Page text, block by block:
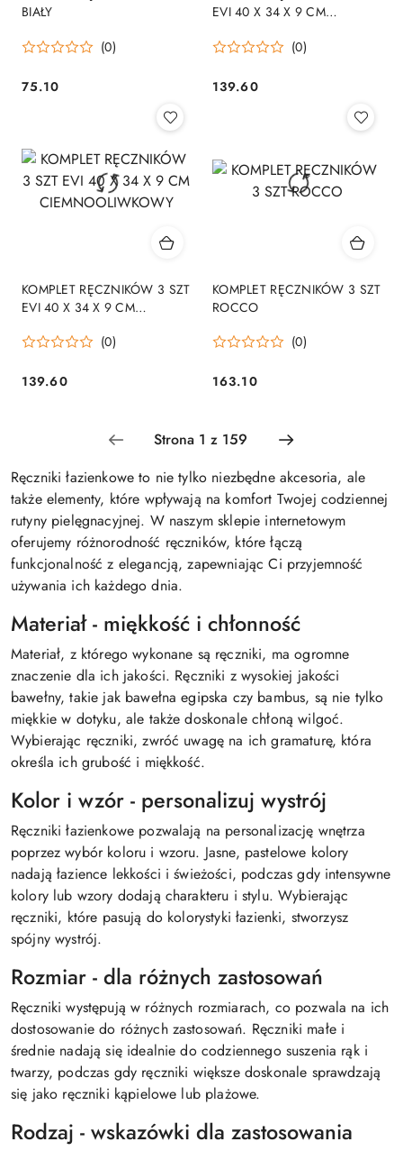
BIAŁY
(0)
Cena:
75.10
EVI 40 X 34 X 9 CM
(0)
Cena:
139.60
KOMPLET RĘCZNIKÓW 3 SZT
EVI 40 X 34 X 9 CM
(0)
Cena:
139.60
KOMPLET RĘCZNIKÓW 3 SZT
ROCCO
(0)
Cena:
163.10
Ręczniki łazienkowe to nie tylko niezbędne akcesoria, ale
także elementy, które wpływają na komfort Twojej codziennej
rutyny pielęgnacyjnej. W naszym sklepie internetowym
oferujemy różnorodność ręczników, które łączą
funkcjonalność z elegancją, zapewniając Ci przyjemność
używania ich każdego dnia.
Materiał - miękkość i chłonność
Materiał, z którego wykonane są ręczniki, ma ogromne
znaczenie dla ich jakości. Ręczniki z wysokiej jakości
bawełny, takie jak bawełna egipska czy bambus, są nie tylko
miękkie w dotyku, ale także doskonale chłoną wilgoć.
Wybierając ręczniki, zwróć uwagę na ich gramaturę, która
określa ich grubość i miękkość.
Kolor i wzór - personalizuj wystrój
Ręczniki łazienkowe pozwalają na personalizację wnętrza
poprzez wybór koloru i wzoru. Jasne, pastelowe kolory
nadają łazience lekkości i świeżości, podczas gdy intensywne
kolory lub wzory dodają charakteru i stylu. Wybierając
ręczniki, które pasują do kolorystyki łazienki, stworzysz
spójny wystrój.
Rozmiar - dla różnych zastosowań
Ręczniki występują w różnych rozmiarach, co pozwala na ich
dostosowanie do różnych zastosowań. Ręczniki małe i
średnie nadają się idealnie do codziennego suszenia rąk i
twarzy, podczas gdy ręczniki większe doskonale sprawdzają
się jako ręczniki kąpielowe lub plażowe.
Rodzaj - wskazówki dla zastosowania